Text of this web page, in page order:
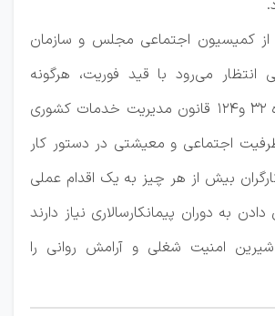
از کمیسیون اجتماعی مجلس و سازمان
انتظار می‌رود با قید فوریت، هرگونه
اصلاح تبصره ماده ۳۲ و۱۲۴ قانون مدیریت خدمات کشوری
اجتماعی و معیشتی در دستور کار
بیش از هر چیز به یک اقدام عملی
به دوران پیمانکارسالاری نیاز دارند
امنیت شغلی و آرامش روانی را